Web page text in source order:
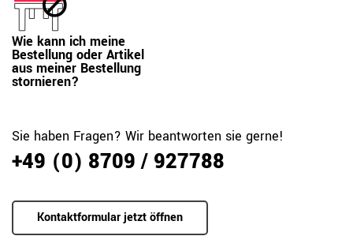
Wie kann ich meine
Bestellung oder Artikel
aus meiner Bestellung
stornieren?
Sie haben Fragen? Wir beantworten sie gerne!
+49 (0) 8709 / 927788
Kontaktformular jetzt öffnen